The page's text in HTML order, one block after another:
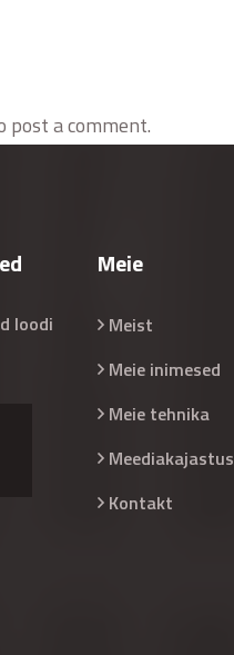
post a comment.
loodi
Meie
Meist
Meie inimesed
Meie tehnika
Meediakajastus
Kontakt